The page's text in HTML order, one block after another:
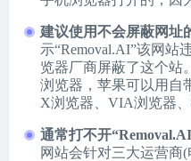
建议使用不会屏蔽网址
示“Removal.AI”该网站
览器厂商屏蔽了这个站
浏览器，苹果可以用自
X浏览器
VIA浏览器
通常打不开
网站会针对三大运营商